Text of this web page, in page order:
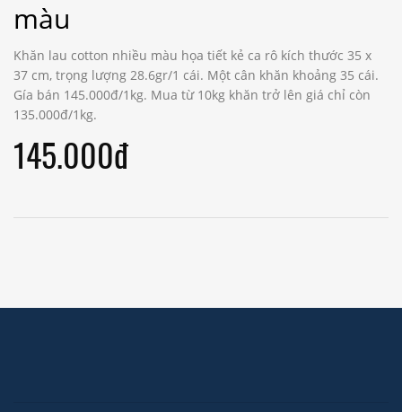
màu
Khăn lau cotton nhiều màu họa tiết kẻ ca rô kích thước 35 x
37 cm, trọng lượng 28.6gr/1 cái. Một cân khăn khoảng 35 cái.
Gía bán 145.000đ/1kg. Mua từ 10kg khăn trở lên giá chỉ còn
135.000đ/1kg.
145.000đ